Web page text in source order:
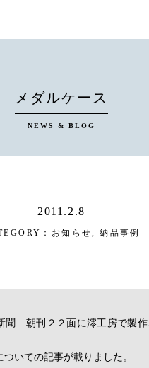
メダルケース
NEWS & BLOG
2011.2.8
： お知らせ,納品事例
聞 朝刊２２面に澪工房で製作
ついての記事が載りました。